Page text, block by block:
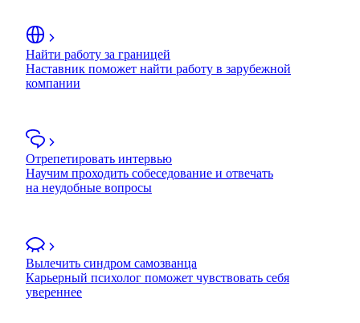
Найти работу за границей
Наставник поможет найти работу в зарубежной
компании
Отрепетировать интервью
Научим проходить собеседование и отвечать
на неудобные вопросы
Вылечить синдром самозванца
Карьерный психолог поможет чувствовать себя
увереннее